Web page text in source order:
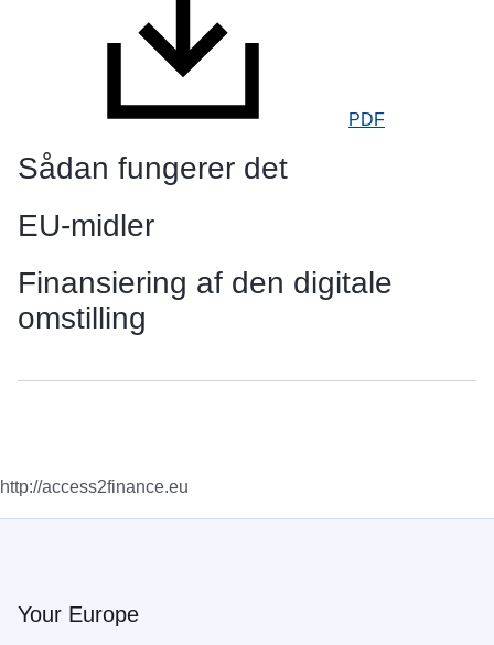
PDF
Sådan fungerer det
EU-midler
Finansiering af den digitale
omstilling
http://access2finance.eu
Your Europe